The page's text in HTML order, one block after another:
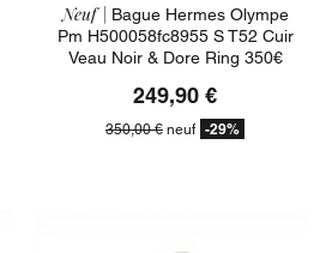
Neuf | Bague Hermes Olympe
Pm H500058fc8955 S T52 Cuir
Veau Noir & Dore Ring 350€
249,90 €
350,00 € neuf -29%